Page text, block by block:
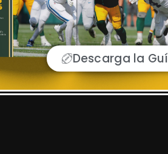
Descarga la